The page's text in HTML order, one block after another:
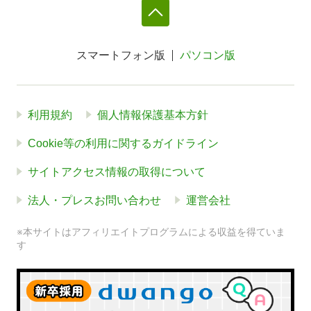
スマートフォン版 パソコン版
利用規約 個人情報保護基本方針
Cookie等の利用に関するガイドライン
サイトアクセス情報の取得について
法人・プレスお問い合わせ 運営会社
※本サイトはアフィリエイトプログラムによる収益を得ていま
す